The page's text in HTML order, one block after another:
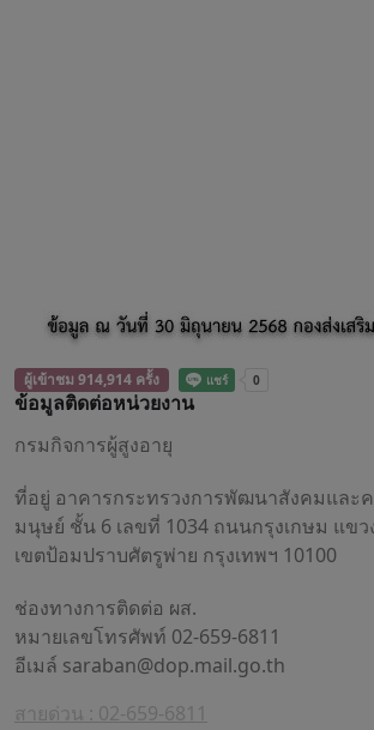
ผู้เข้าชม 914,914 ครั้ง
ข้อมูลติดต่อหน่วยงาน
กรมกิจการผู้สูงอายุ
ที่อยู่ อาคารกระทรวงการพัฒนาสังคมและ
มนุษย์ ชั้น 6 เลขที่ 1034 ถนนกรุงเกษม แข
เขตป้อมปราบศัตรูพ่าย กรุงเทพฯ 10100
ช่องทางการติดต่อ ผส.
หมายเลขโทรศัพท์ 02-659-6811
อีเมล์ saraban@dop.mail.go.th
สายด่วน : 02-659-6811